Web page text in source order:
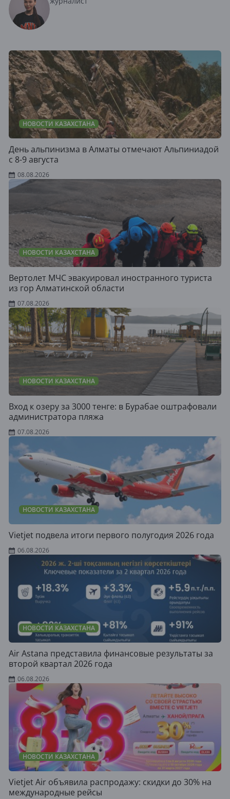
НОВОСТИ КАЗАХСТАНА
День альпинизма в Алматы отмечают Альпиниадой
с 8-9 августа
08.08.2026
НОВОСТИ КАЗАХСТАНА
Вертолет МЧС эвакуировал иностранного туриста
из гор Алматинской области
07.08.2026
НОВОСТИ КАЗАХСТАНА
Вход к озеру за 3000 тенге: в Бурабае оштрафовали
администратора пляжа
07.08.2026
НОВОСТИ КАЗАХСТАНА
Vietjet подвела итоги первого полугодия 2026 года
06.08.2026
НОВОСТИ КАЗАХСТАНА
Air Astana представила финансовые результаты за
второй квартал 2026 года
06.08.2026
НОВОСТИ КАЗАХСТАНА
Vietjet Air объявила распродажу: скидки до 30% на
международные рейсы